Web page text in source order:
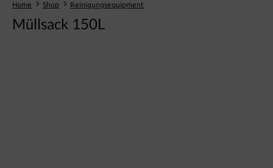
Home Shop Reinigungsequipment
Müllsack 150L